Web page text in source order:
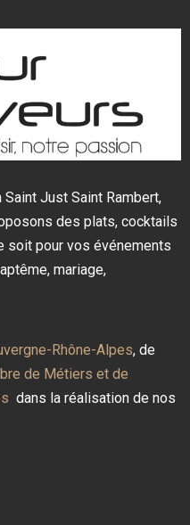
Just Saint Rambert,
des plats, cocktails
soit pour vos événements
mariage,
Rhône-Alpes, de
de Métiers et de
dans la réalisation de nos